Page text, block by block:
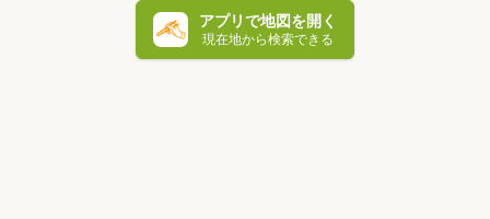
アプリで地図を開く
現在地から検索できる